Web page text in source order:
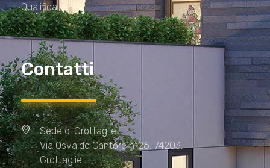
Qualifica
Contatti
Sede di Grottaglie
Via Osvaldo Cantore n°26, 74203,
Grottaglie